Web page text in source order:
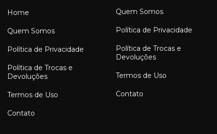
Home
Quem Somos
Política de Privacidade
Política de Trocas e
Devoluções
Termos de Uso
Contato
Quem Somos
Política de Privacidade
Política de Trocas e
Devoluções
Termos de Uso
Contato